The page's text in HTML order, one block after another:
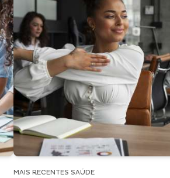
MAIS RECENTES SAÚDE